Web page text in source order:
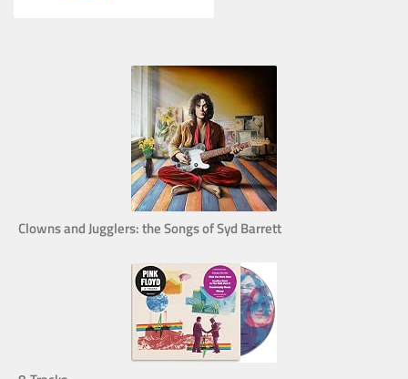
Clowns and Jugglers: the Songs of Syd Barrett